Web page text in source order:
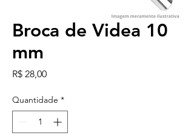
Broca de Videa 10
mm
R$ 28,00Preço
Quantidade *